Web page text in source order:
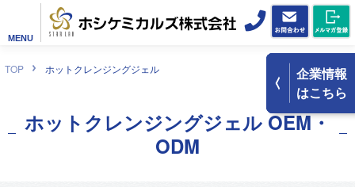
MENU
企業情報
はこちら
TOP ホットクレンジングジェル
ホットクレンジングジェル OEM・
ODM